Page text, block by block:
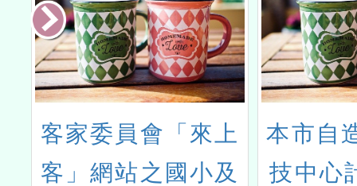
本市自造教育及科
技中心計畫114學
國立東
「十二